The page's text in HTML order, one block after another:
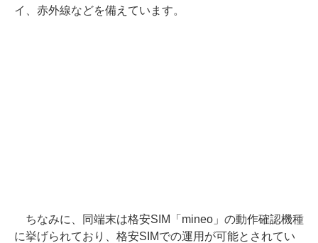
イ、赤外線などを備えています。
ちなみに、同端末は格安SIM「mineo」の動作確認機種
に挙げられており、格安SIMでの運用が可能とされてい